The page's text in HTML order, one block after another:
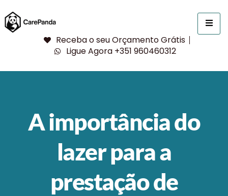
Receba o seu Orçamento Grátis
Ligue Agora +351 960460312
A importância do
lazer para a
prestação de